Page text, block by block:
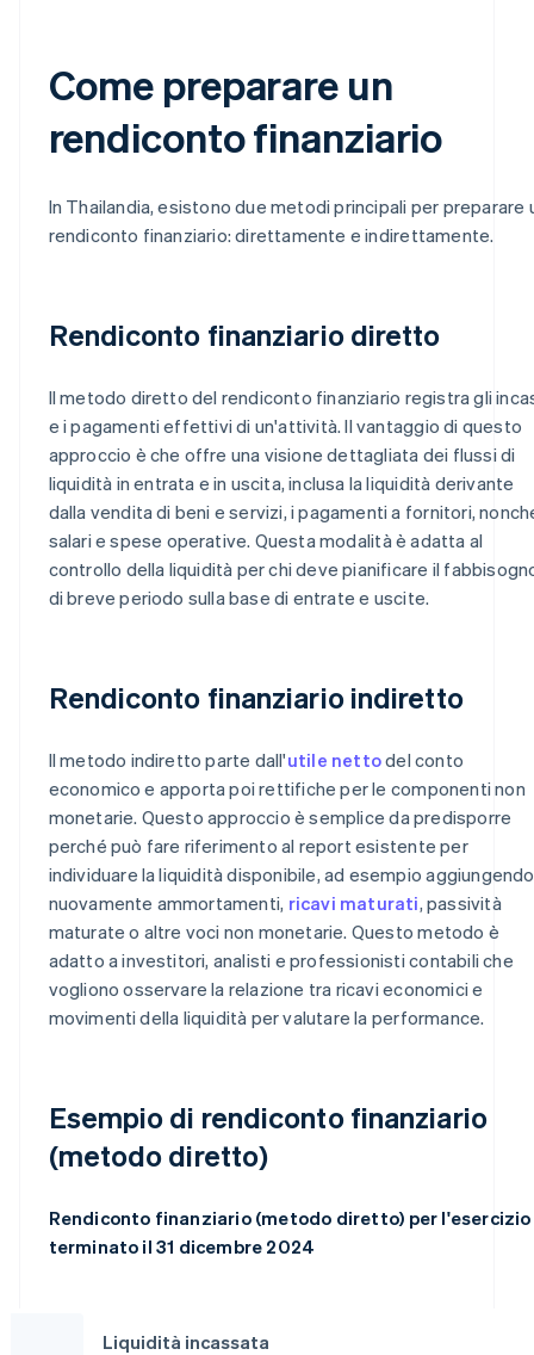
Come preparare un
rendiconto finanziario
In Thailandia, esistono due metodi principali per preparare
rendiconto finanziario: direttamente e indirettamente.
Rendiconto finanziario diretto
Il metodo diretto del rendiconto finanziario registra gli
e i pagamenti effettivi di un'attività. Il vantaggio di questo
approccio è che offre una visione dettagliata dei flussi di
liquidità in entrata e in uscita, inclusa la liquidità derivante
dalla vendita di beni e servizi, i pagamenti a fornitori,
salari e spese operative. Questa modalità è adatta al
controllo della liquidità per chi deve pianificare il
di breve periodo sulla base di entrate e uscite.
Rendiconto finanziario indiretto
Il metodo indiretto parte dall'utile nettodel conto
economico e apporta poi rettifiche per le componenti non
monetarie. Questo approccio è semplice da predisporre
perché può fare riferimento al report esistente per
individuare la liquidità disponibile, ad esempio aggiungendo
nuovamente ammortamenti, ricavi maturati, passività
maturate o altre voci non monetarie. Questo metodo è
adatto a investitori, analisti e professionisti contabili che
vogliono osservare la relazione tra ricavi economici e
movimenti della liquidità per valutare la performance.
Esempio di rendiconto finanziario
(metodo diretto)
Rendiconto finanziario (metodo diretto) per l'esercizio
terminato il 31 dicembre 2024
Liquidità incassata